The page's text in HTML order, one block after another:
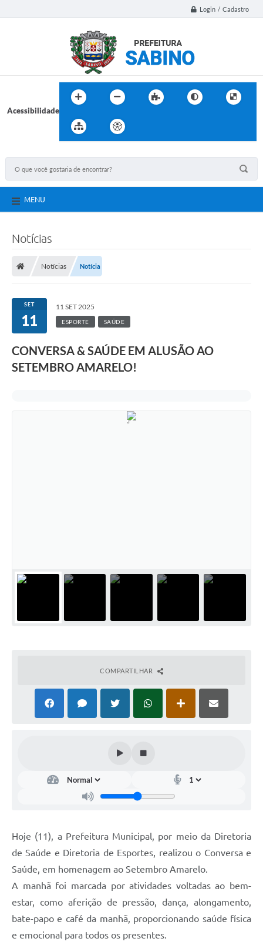
Login / Cadastro
Acessibilidade
MENU
Notícias
Notícias Notícia
SET
11
11 SET 2025
ESPORTE SAÚDE
CONVERSA & SAÚDE EM ALUSÃO AO
SETEMBRO AMARELO!
COMPARTILHAR
Hoje (11), a Prefeitura Municipal, por meio da Diretoria
de Saúde e Diretoria de Esportes, realizou o Conversa e
Saúde, em homenagem ao Setembro Amarelo.
A manhã foi marcada por atividades voltadas ao bem-
estar, como aferição de pressão, dança, alongamento,
bate-papo e café da manhã, proporcionando saúde física
e emocional para todos os presentes.